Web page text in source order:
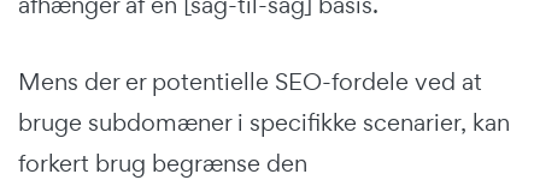
Mens der er potentielle SEO-fordele ved at
bruge subdomæner i specifikke scenarier, kan
forkert brug begrænse den